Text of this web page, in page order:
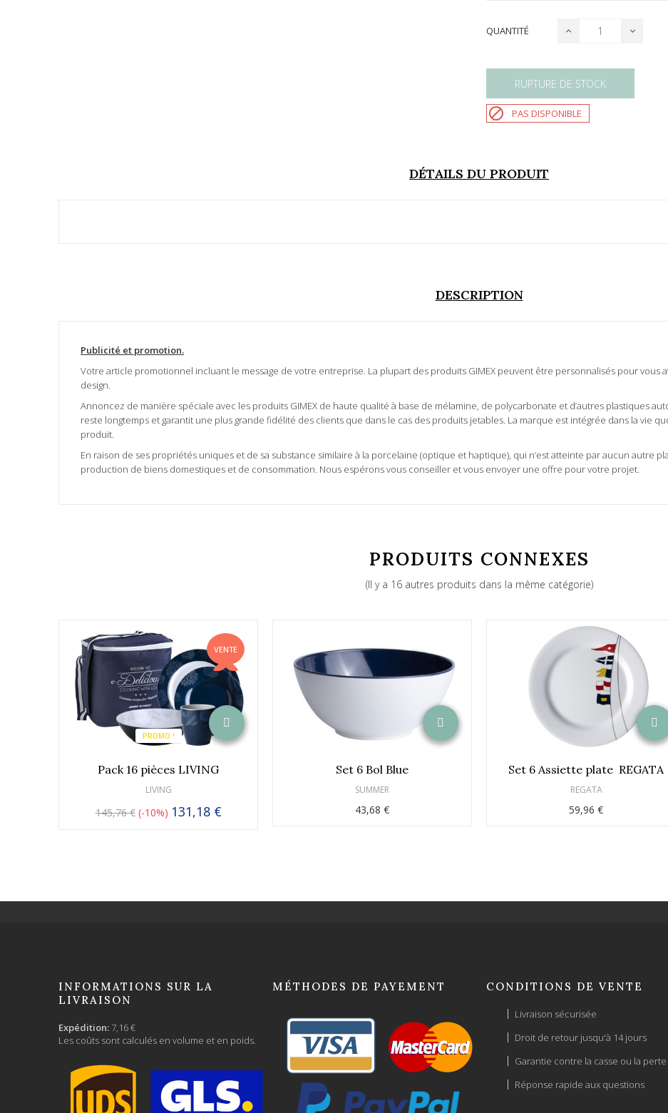
QUANTITÉ
RUPTURE DE STOCK
 PAS DISPONIBLE
DÉTAILS DU PRODUIT
DESCRIPTION
Publicité et promotion.
Votre article promotionnel incluant le message de votre entreprise. La plupart des produits GIMEX peuvent être personnalisés pour vous
design.
Annoncez de manière spéciale avec les produits GIMEX de haute qualité à base de mélamine, de polycarbonate et d’autres plastiques
reste longtemps et garantit une plus grande fidélité des clients que dans le cas des produits jetables. La marque est intégrée dans la vie
produit.
En raison de ses propriétés uniques et de sa substance similaire à la porcelaine (optique et haptique), qui n’est atteinte par aucun autre
production de biens domestiques et de consommation. Nous espérons vous conseiller et vous envoyer une offre pour votre projet.
PRODUITS CONNEXES
(Il y a 16 autres produits dans la même catégorie)
PROMO !
VENTE
Pack 16 pièces LIVING
LIVING
145,76 € -10% 131,18 €
Set 6 Bol Blue
SUMMER
43,68 €
Set 6 Assiette plate REGATA
REGATA
59,96 €
INFORMATIONS SUR LA
LIVRAISON
Expédition: 7,16 €
Les coûts sont calculés en volume et en poids.
MÉTHODES DE PAYEMENT CONDITIONS DE VENTE
Livraison sécurisée
Droit de retour jusqu'à 14 jours
Garantie contre la casse ou la perte
Réponse rapide aux questions